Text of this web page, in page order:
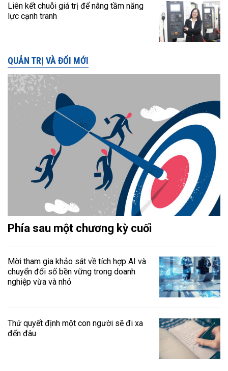
Liên kết chuỗi giá trị để nâng tầm năng
lực cạnh tranh
QUẢN TRỊ VÀ ĐỔI MỚI
Phía sau một chương kỳ cuối
Mời tham gia khảo sát về tích hợp AI và
chuyển đổi số bền vững trong doanh
nghiệp vừa và nhỏ
Thứ quyết định một con người sẽ đi xa
đến đâu